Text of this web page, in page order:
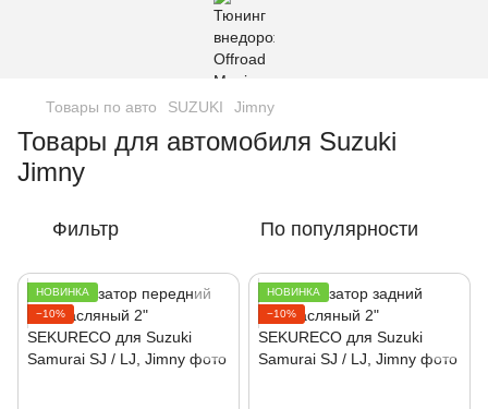
Товары по авто SUZUKI Jimny
Товары для автомобиля Suzuki
Jimny
Фильтр По популярности
НОВИНКА
−10%
НОВИНКА
−10%